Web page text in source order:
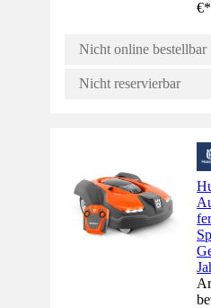
€*
Nicht online bestellbar
Nicht reservierbar